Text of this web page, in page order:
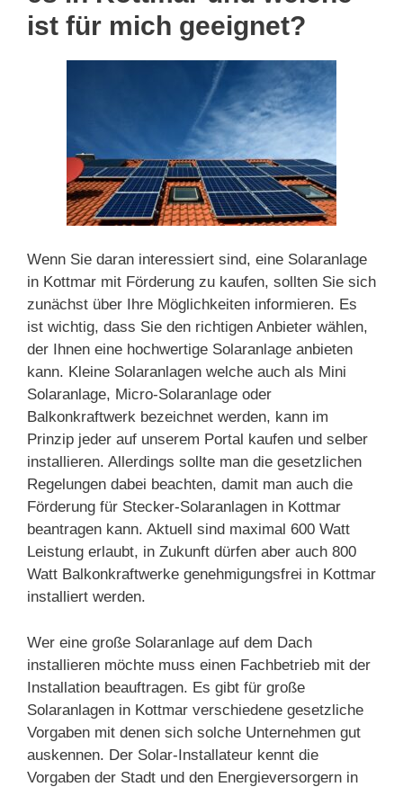
ist für mich geeignet?
Wenn Sie daran interessiert sind, eine Solaranlage
in Kottmar mit Förderung zu kaufen, sollten Sie sich
zunächst über Ihre Möglichkeiten informieren. Es
ist wichtig, dass Sie den richtigen Anbieter wählen,
der Ihnen eine hochwertige Solaranlage anbieten
kann. Kleine Solaranlagen welche auch als Mini
Solaranlage, Micro-Solaranlage oder
Balkonkraftwerk bezeichnet werden, kann im
Prinzip jeder auf unserem Portal kaufen und selber
installieren. Allerdings sollte man die gesetzlichen
Regelungen dabei beachten, damit man auch die
Förderung für Stecker-Solaranlagen in Kottmar
beantragen kann. Aktuell sind maximal 600 Watt
Leistung erlaubt, in Zukunft dürfen aber auch 800
Watt Balkonkraftwerke genehmigungsfrei in Kottmar
installiert werden.
Wer eine große Solaranlage auf dem Dach
installieren möchte muss einen Fachbetrieb mit der
Installation beauftragen. Es gibt für große
Solaranlagen in Kottmar verschiedene gesetzliche
Vorgaben mit denen sich solche Unternehmen gut
auskennen. Der Solar-Installateur kennt die
Vorgaben der Stadt und den Energieversorgern in